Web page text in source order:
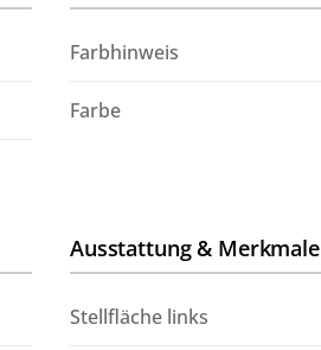
Farbhinweis
Farbe
Ausstattung & Merkmale
Stellfläche links